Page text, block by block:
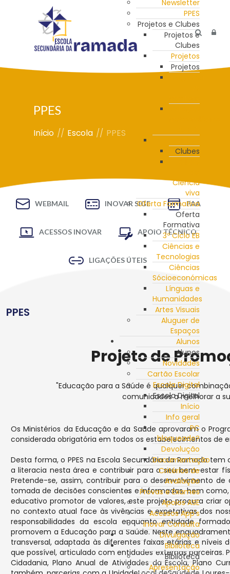
Newsletter
PPES
Projetos e Clubes
Projetos e
Clubes
Projetos
Projetos
Clubes
Ciência
viva
Oferta Formativa
Oferta
Formativa
3º Ciclo EB
Ciências e
Tecnologias
Ciências
Sócioeconómicas
Línguas e
Humanidades
Artes Visuais
Aluguer de
Espaços
Alunos
Alunos
Novidades
Cartão Escolar
Escola Digital
Escola Digital
Início
Info geral
PC
bloqueado?
Devolução
Documentação
Critérios de
Avaliação
Provas e Exames
Apoios ASE
Acessos App's
Inovar Consulta
Divulgação
Biblioteca
Biblioteca
Apresentação
PPES
Início // Escola // PPES
WEBMAIL INOVAR SIGE PAA
ACESSOS INOVAR APOIO TÉCNICO
LIGAÇÕES ÚTEIS
PPES
Projeto de
"Educação para a Saúde é qualquer
comunidades a melhorar a
Os Ministérios da Educação e da Saúde aprovaram o
considerada obrigatória em todos os estabelecimentos de
Desta forma, o PPES na Escola Secundária da Ramada
a literacia nesta área e contribuir para o seu bem-estar
Pretende-se, assim, contribuir para o desenvolvimento
tomada de decisões conscientes e informadas, bem
educativo promotor de valores, este projeto procura criar
no contexto atual face às vivências e expetativas dos
responsabilidades da escola enquanto entidade
promovem a Educação para a Saúde. Neste
transversal, adaptada às diferentes faixas etárias e
que possível, articulado com entidades externas parceiras.
Cidadania, Plano Anual de Atividades da Escola, Plano